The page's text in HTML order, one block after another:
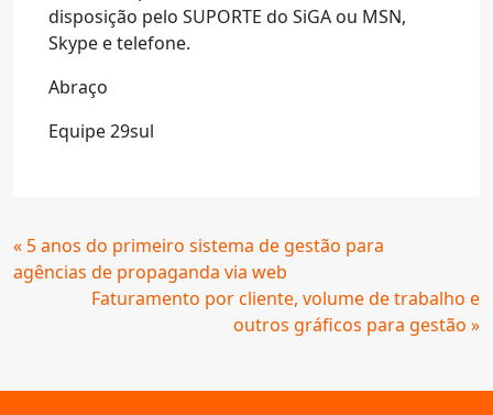
disposição pelo SUPORTE do SiGA ou MSN,
Skype e telefone.
Abraço
Equipe 29sul
Continue
Lendo
« 5 anos do primeiro sistema de gestão para
agências de propaganda via web
Faturamento por cliente, volume de trabalho e
outros gráficos para gestão »